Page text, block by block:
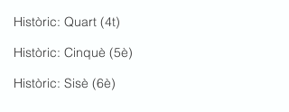
Històric: Quart (4t)
Històric: Cinquè (5è)
Històric: Sisè (6è)